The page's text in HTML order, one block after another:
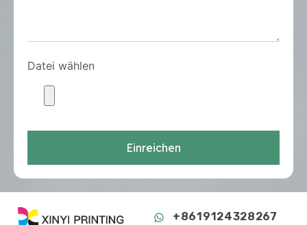
Datei wählen
Einreichen
+8619124328267